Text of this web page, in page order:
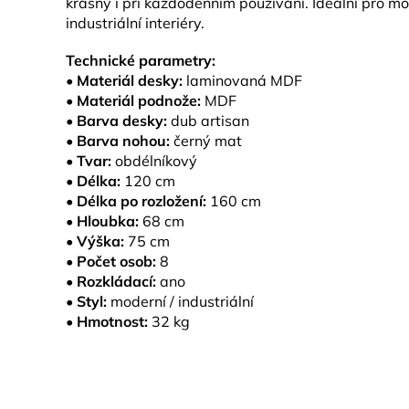
industriální interiéry.
Technické parametry:
• Materiál desky: laminovaná MDF
• Materiál podnože: MDF
• Barva desky: dub artisan
• Barva nohou: černý mat
• Tvar: obdélníkový
• Délka: 120 cm
• Délka po rozložení: 160 cm
• Hloubka: 68 cm
• Výška: 75 cm
• Počet osob: 8
• Rozkládací: ano
• Styl: moderní / industriální
• Hmotnost: 32 kg